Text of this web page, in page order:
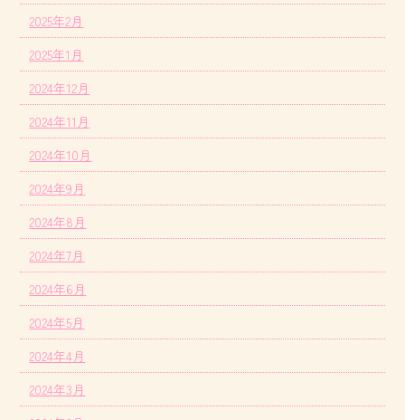
2025年2月
2025年1月
2024年12月
2024年11月
2024年10月
2024年9月
2024年8月
2024年7月
2024年6月
2024年5月
2024年4月
2024年3月